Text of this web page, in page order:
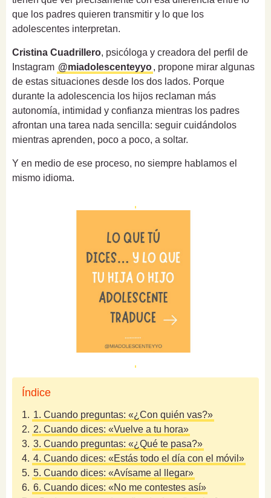
que los padres quieren transmitir y lo que los
adolescentes interpretan.
Cristina Cuadrillero, psicóloga y creadora del perfil de
Instagram @miadolescenteyyo, propone mirar algunas
de estas situaciones desde los dos lados. Porque
durante la adolescencia los hijos reclaman más
autonomía, intimidad y confianza mientras los padres
afrontan una tarea nada sencilla: seguir cuidándolos
mientras aprenden, poco a poco, a soltar.
Y en medio de ese proceso, no siempre hablamos el
mismo idioma.
Índice
1. 1. Cuando preguntas: «¿Con quién vas?»
2. 2. Cuando dices: «Vuelve a tu hora»
3. 3. Cuando preguntas: «¿Qué te pasa?»
4. 4. Cuando dices: «Estás todo el día con el móvil»
5. 5. Cuando dices: «Avísame al llegar»
6. 6. Cuando dices: «No me contestes así»